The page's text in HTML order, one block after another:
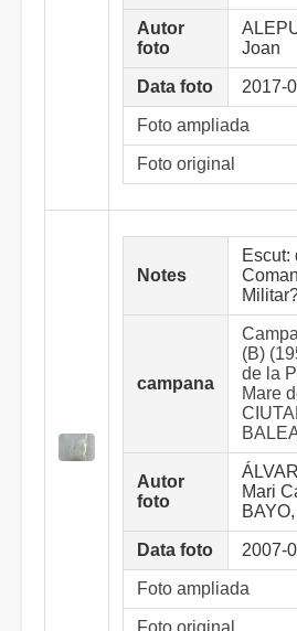
Autor
foto
Joan
Data foto 2017-
Foto ampliada
Foto original
Notes
Escut:
campana
(B)
de la
Mare
Autor
foto
Mari
Data foto 2007-
Foto ampliada
Foto original